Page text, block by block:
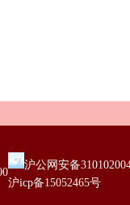
沪公网安备
沪icp备15052465号